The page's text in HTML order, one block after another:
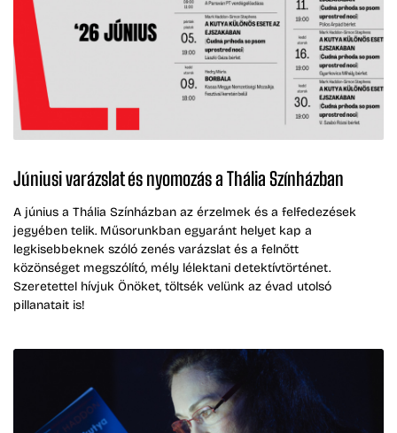
Júniusi varázslat és nyomozás a Thália Színházban
A június a Thália Színházban az érzelmek és a felfedezések
jegyében telik. Műsorunkban egyaránt helyet kap a
legkisebbeknek szóló zenés varázslat és a felnőtt
közönséget megszólító, mély lélektani detektívtörténet.
Szeretettel hívjuk Önöket, töltsék velünk az évad utolsó
pillanatait is!